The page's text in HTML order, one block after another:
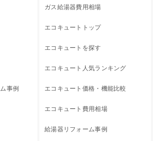
事例
ガス給湯器費用相場
エコキュートトップ
エコキュートを探す
エコキュート人気ランキング
エコキュート価格・機能比較
エコキュート費用相場
給湯器リフォーム事例